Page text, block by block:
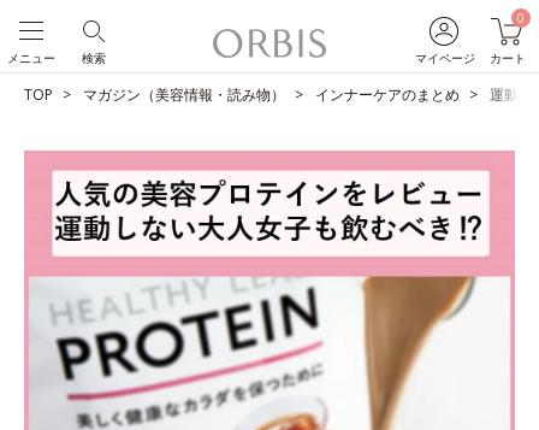
マイページ
0
カート
検索
メニュー
TOP マガジン（美容情報・読み物） インナーケアのまとめ 運動し